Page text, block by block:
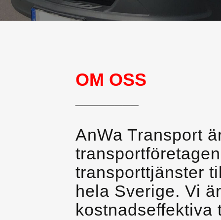
OM OSS
AnWa Transport
transporttjänster
hela Sverige. Vi
kostnadseffektiva